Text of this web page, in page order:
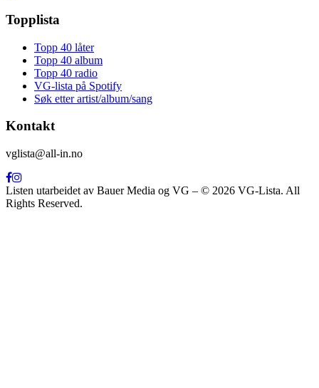
Topplista
Topp 40 låter
Topp 40 album
Topp 40 radio
VG-lista på Spotify
Søk etter artist/album/sang
Kontakt
vglista@all-in.no
Listen utarbeidet av Bauer Media og VG – © 2026 VG-Lista. All
Rights Reserved.